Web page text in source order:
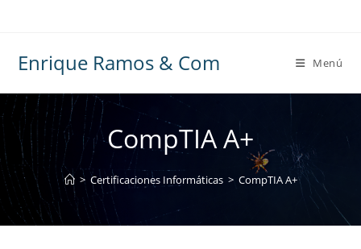
Enrique Ramos & Com Menú
CompTIA A+
> Certificaciones Informáticas > CompTIA A+